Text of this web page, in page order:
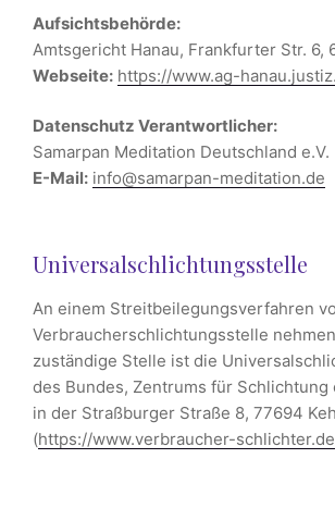
Aufsichtsbehörde:
Amtsgericht Hanau, Frankfurter Str. 6,
Webseite: https://www.ag-
Datenschutz Verantwortlicher:
Samarpan Meditation Deutschland e.V.
E-Mail: info@samarpan-meditation.de
Universal­schlichtungs­stelle
An einem Streitbeilegungsverfahren
Verbraucherschlichtungsstelle
zuständige Stelle ist die
des Bundes, Zentrums für Schlichtung
in der Straßburger Straße 8, 77694
(https://www.verbraucher-schlichter.de